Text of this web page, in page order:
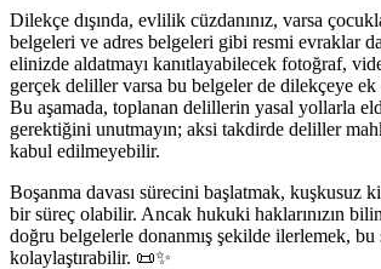
Dilekçe dışında, evlilik cüzdanınız, varsa
belgeleri ve adres belgeleri gibi resmi evraklar
elinizde aldatmayı kanıtlayabilecek fotoğraf,
gerçek deliller varsa bu belgeler de dilekçeye
Bu aşamada, toplanan delillerin yasal yollarla
gerektiğini unutmayın; aksi takdirde deliller
kabul edilmeyebilir.
Boşanma davası sürecini başlatmak, kuşkusuz
bir süreç olabilir. Ancak hukuki haklarınızın
doğru belgelerle donanmış şekilde ilerlemek,
kolaylaştırabilir. 📜✨